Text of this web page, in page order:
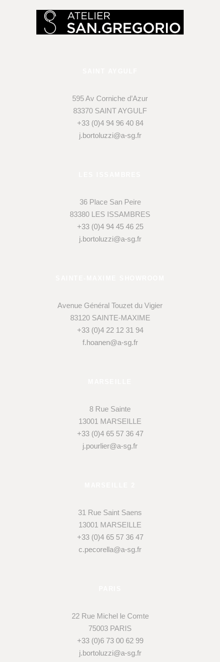
595 Av Corniche d’Azur
83370 SAINT AYGULF
+33 (0)4 94 96 40 84
j.bortoluzzi@a-sg.fr
36 Place San Peire
83380 LES ISSAMBRES
+33 (0)4 94 45 46 25
j.bortoluzzi@a-sg.fr
Avenue Général Touzet du Vigier
83120 SAINTE-MAXIME
+33 (0)4 22 12 31 94
f.hoanen@a-sg.fr
8 Rue Sainte
13001 MARSEILLE
+33 (0)4 65 57 36 47
j.pourlier@a-sg.fr
31 Rue Saint Saens
13001 MARSEILLE
+33 (0)4 65 57 36 47
c.pecorella@a-sg.fr
22 Rue Michel le Comte
75003 PARIS
+33 (0)6 73 00 62 99
j.bortoluzzi@a-sg.fr